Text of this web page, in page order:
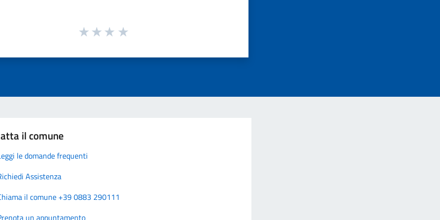
il comune
le domande frequenti
Assistenza
il comune +39 0883 290111
un appuntamento